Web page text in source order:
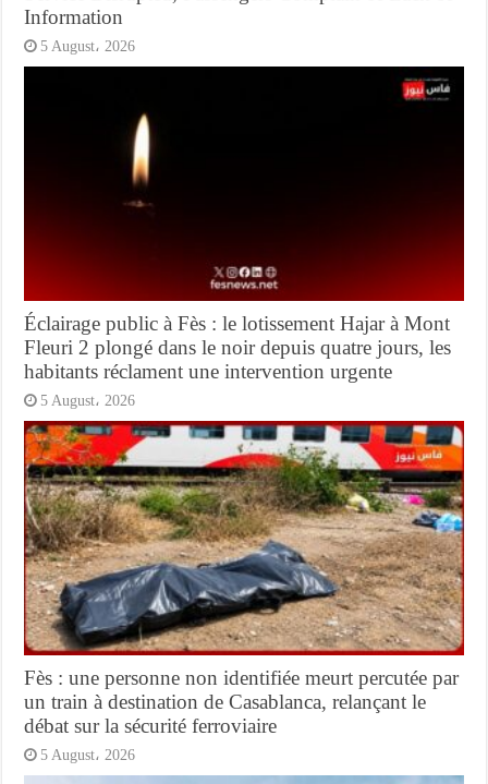
Information
5 August، 2026
Éclairage public à Fès : le lotissement Hajar à Mont
Fleuri 2 plongé dans le noir depuis quatre jours, les
habitants réclament une intervention urgente
5 August، 2026
Fès : une personne non identifiée meurt percutée par
un train à destination de Casablanca, relançant le
débat sur la sécurité ferroviaire
5 August، 2026